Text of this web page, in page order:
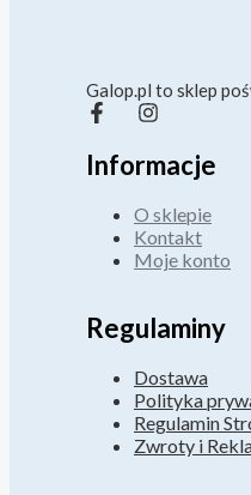
Galop.pl to sklep
Informacje
O sklepie
Kontakt
Moje konto
Regulaminy
Dostawa
Polityka
Regulamin
Zwroty i